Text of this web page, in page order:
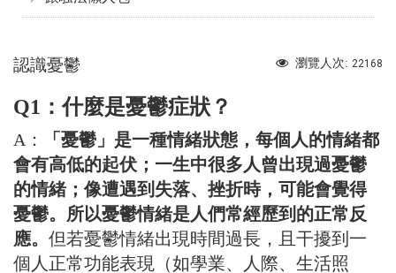
瀏覽人次: 22168
認識憂鬱
Q1：什麼是憂鬱症狀？
A：
「憂鬱」是一種情緒狀態，每個人的情緒都
會有高低的起伏；一生中很多人曾出現過憂鬱
的情緒；像遭遇到失落、挫折時，可能會覺得
憂鬱。所以憂鬱情緒是人們常經歷到的正常反
應。 但若憂鬱情緒出現時間過長，且干擾到一
個人正常功能表現 （如學業、人際、生活照